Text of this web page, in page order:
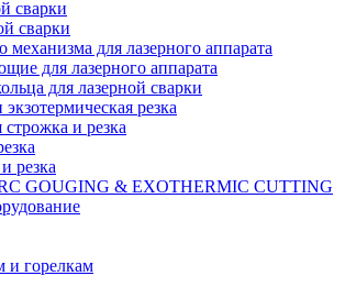
сварки
сварки
для лазерного аппарата
для лазерного аппарата
для лазерной сварки
резка
и резка
резка
GOUGING & EXOTHERMIC CUTTING
и горелкам